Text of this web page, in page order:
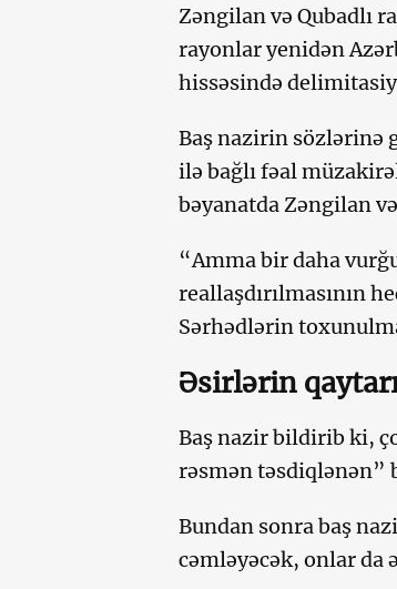
Zəngilan və Qubadlı
rayonlar yenidən
hissəsində
Baş nazirin sözlərinə
ilə bağlı fəal
bəyanatda Zəngilan
“Amma bir daha
reallaşdırılmasının
Sərhədlərin
Əsirlərin
Baş nazir bildirib ki,
rəsmən təsdiqlənən”
Bundan sonra baş
cəmləyəcək, onlar da